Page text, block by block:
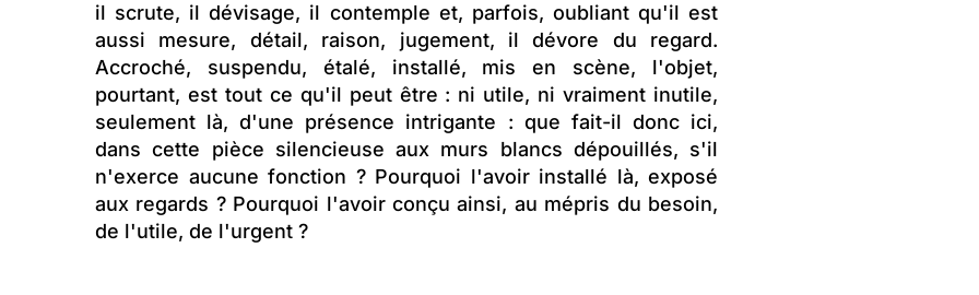
il scrute, il dévisage, il contemple et, parfois, oubliant qu'il est
aussi mesure, détail, raison, jugement, il dévore du regard.
Accroché, suspendu, étalé, installé, mis en scène, l'objet,
pourtant, est tout ce qu'il peut être : ni utile, ni vraiment inutile,
seulement là, d'une présence intrigante : que fait-il donc ici,
dans cette pièce silencieuse aux murs blancs dépouillés, s'il
n'exerce aucune fonction ? Pourquoi l'avoir installé là, exposé
aux regards ? Pourquoi l'avoir conçu ainsi, au mépris du besoin,
de l'utile, de l'urgent ?